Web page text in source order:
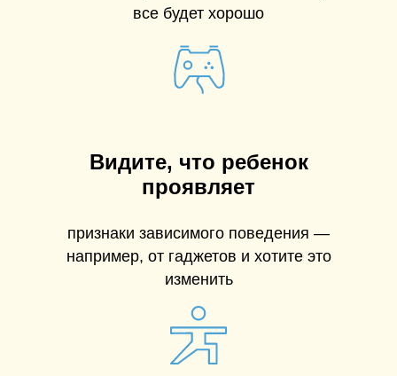
все будет хорошо
Видите, что ребенок
проявляет
признаки зависимого поведения —
например, от гаджетов и хотите это
изменить